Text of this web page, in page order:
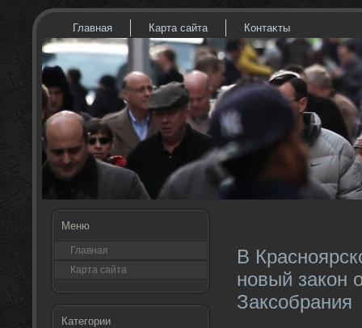
Главная Карта сайта Контаκты
Меню
Главная
Карта сайта
Категории
В
новый закон
Заксобрания